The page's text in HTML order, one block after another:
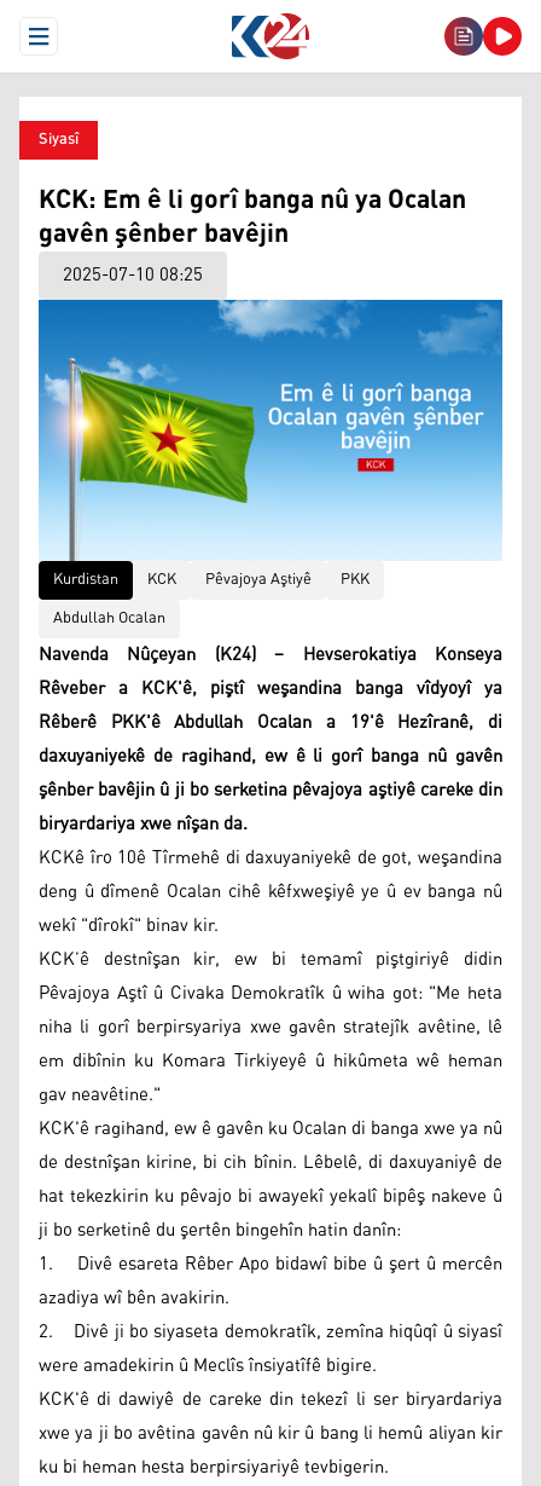
Open Menu
Siyasî
KCK: Em ê li gorî banga nû ya Ocalan
gavên şênber bavêjin
2025-07-10 08:25
Kurdistan KCK Pêvajoya Aştiyê
PKK
Abdullah Ocalan
Navenda Nûçeyan (K24) – Hevserokatiya Konseya
Rêveber a KCK'ê, piştî weşandina banga vîdyoyî ya
Rêberê PKK'ê Abdullah Ocalan a 19'ê Hezîranê, di
daxuyaniyekê de ragihand, ew ê li gorî banga nû gavên
şênber bavêjin û ji bo serketina pêvajoya aştiyê careke din
biryardariya xwe nîşan da.
KCKê îro 10ê Tîrmehê di daxuyaniyekê de got, weşandina
deng û dîmenê Ocalan cihê kêfxweşiyê ye û ev banga nû
wekî "dîrokî" binav kir.
KCK’ê destnîşan kir, ew bi temamî piştgiriyê didin
Pêvajoya Aştî û Civaka Demokratîk û wiha got: "Me heta
niha li gorî berpirsyariya xwe gavên stratejîk avêtine, lê
em dibînin ku Komara Tirkiyeyê û hikûmeta wê heman
gav neavêtine."
KCK'ê ragihand, ew ê gavên ku Ocalan di banga xwe ya nû
de destnîşan kirine, bi cih bînin. Lêbelê, di daxuyaniyê de
hat tekezkirin ku pêvajo bi awayekî yekalî bipêş nakeve û
ji bo serketinê du şertên bingehîn hatin danîn:
1. Divê esareta Rêber Apo bidawî bibe û şert û mercên
azadiya wî bên avakirin.
2. Divê ji bo siyaseta demokratîk, zemîna hiqûqî û siyasî
were amadekirin û Meclîs însiyatîfê bigire.
KCK'ê di dawiyê de careke din tekezî li ser biryardariya
xwe ya ji bo avêtina gavên nû kir û bang li hemû aliyan kir
ku bi heman hesta berpirsiyariyê tevbigerin.